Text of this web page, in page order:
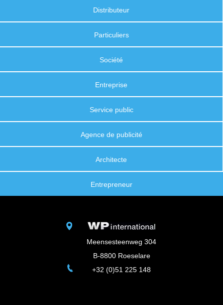
Distributeur
Particuliers
Société
Entreprise
Service public
Agence de publicité
Architecte
Entrepreneur
Meensesteenweg 304
B-8800 Roeselare
+32 (0)51 225 148